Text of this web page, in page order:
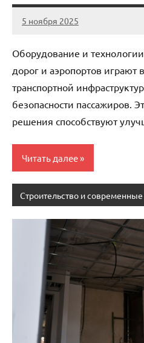
5 ноября 2025
cement_zavod
Нет
Оборудование и
дорог и аэропортов играют
транспортной
безопасности пассажиров.
решения способствуют
Читать далее
Строительство и современные